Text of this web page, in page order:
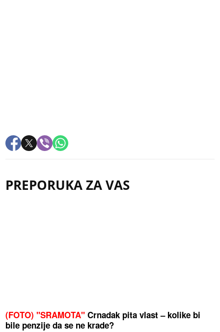
PREPORUKA ZA VAS
(FOTO) "SRAMOTA" Crnadak pita vlast – kolike bi
bile penzije da se ne krade?